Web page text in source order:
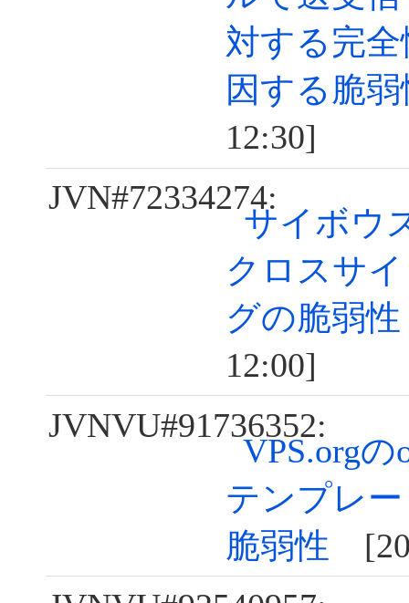
対する完
因する脆弱
12:30]
JVN#72334274:
サイボウ
クロスサ
グの脆弱性
12:00]
JVNVU#91736352:
VPS.orgの
テンプレ
脆弱性